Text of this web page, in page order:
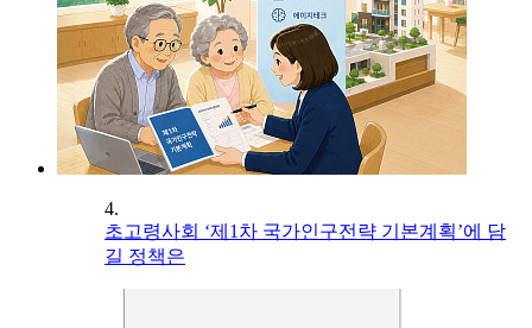
4.
초고령사회 ‘제1차 국가인구전략 기본계획’에 담
길 정책은